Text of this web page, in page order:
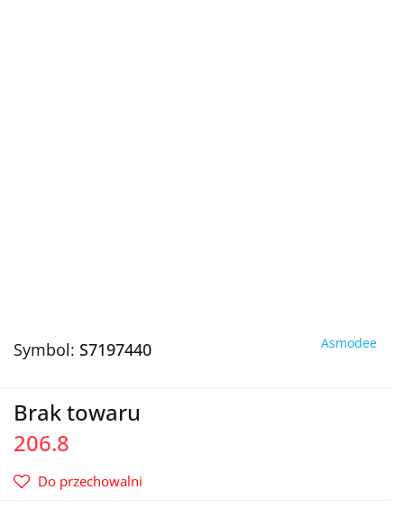
Symbol: S7197440 Asmodee
Brak towaru
206.8
Do przechowalni